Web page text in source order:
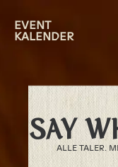
EVENT
KALENDER
SAY
ALLE TALER.